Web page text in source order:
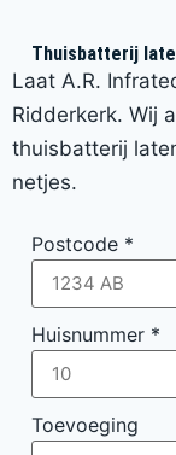
Thuisbatterij
Laat A.R.
Ridderkerk. Wij
thuisbatterij
netjes.
Postcode *
Huisnummer *
Toevoeging